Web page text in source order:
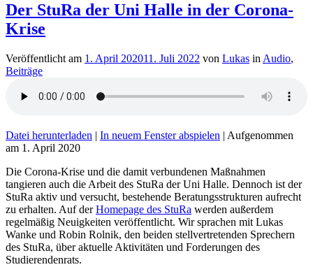
Der StuRa der Uni Halle in der Corona-
Krise
Veröffentlicht am 1. April 202011. Juli 2022 von Lukas in Audio,
Beiträge
Datei herunterladen | In neuem Fenster abspielen | Aufgenommen
am 1. April 2020
Die Corona-Krise und die damit verbundenen Maßnahmen
tangieren auch die Arbeit des StuRa der Uni Halle. Dennoch ist der
StuRa aktiv und versucht, bestehende Beratungsstrukturen aufrecht
zu erhalten. Auf derHomepage des StuRa werden außerdem
regelmäßig Neuigkeiten veröffentlicht. Wir sprachen mit Lukas
Wanke und Robin Rolnik, den beiden stellvertretenden Sprechern
des StuRa, über aktuelle Aktivitäten und Forderungen des
Studierendenrats.